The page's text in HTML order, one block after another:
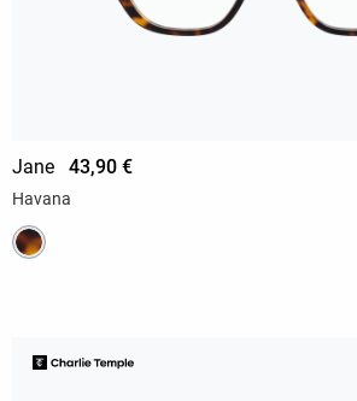
Jane 43,90 €
Havana